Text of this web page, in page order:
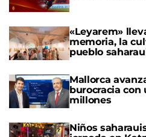
«Leyarem»
memoria, la
pueblo
Mallorca
burocracia con
millones
Niños